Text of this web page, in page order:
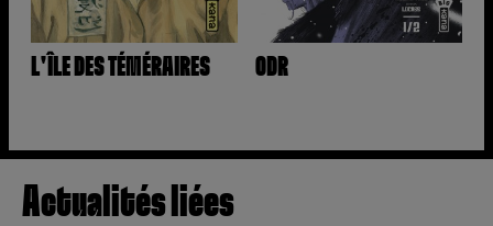
L'ÎLE DES TÉMÉRAIRES ODR
Actualités liées